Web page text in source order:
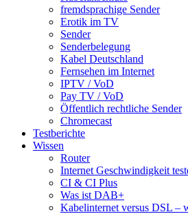
fremdsprachige Sender
Erotik im TV
Sender
Senderbelegung
Kabel Deutschland
Fernsehen im Internet
IPTV / VoD
Pay TV / VoD
Öffentlich rechtliche Sender
Chromecast
Testberichte
Wissen
Router
Internet Geschwindigkeit
CI & CI Plus
Was ist DAB+
Kabelinternet versus DSL –